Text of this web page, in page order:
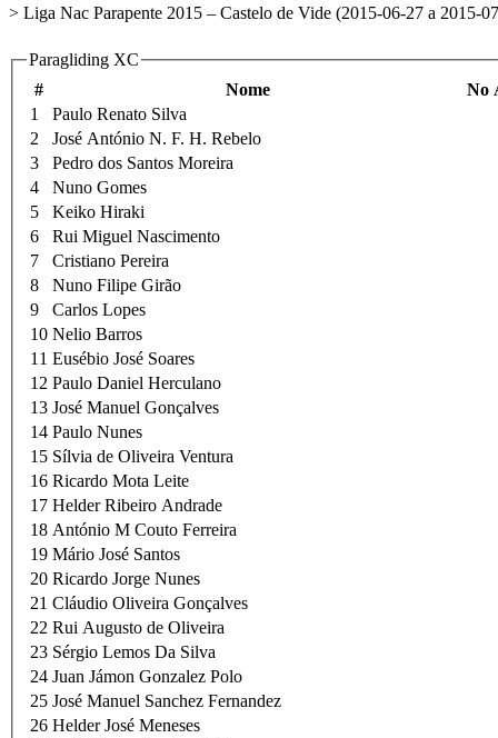
> Liga Nac Parapente 2015 – Castelo de Vide (2015-06-27 a 2015-
Paragliding XC
#
Nome
No
1
Paulo Renato Silva
2
José António N. F. H. Rebelo
3
Pedro dos Santos Moreira
4
Nuno Gomes
5
Keiko Hiraki
6
Rui Miguel Nascimento
7
Cristiano Pereira
8
Nuno Filipe Girão
9
Carlos Lopes
10 Nelio Barros
11 Eusébio José Soares
12 Paulo Daniel Herculano
13 José Manuel Gonçalves
14 Paulo Nunes
15 Sílvia de Oliveira Ventura
16 Ricardo Mota Leite
17 Helder Ribeiro Andrade
18 António M Couto Ferreira
19 Mário José Santos
20 Ricardo Jorge Nunes
21 Cláudio Oliveira Gonçalves
22 Rui Augusto de Oliveira
23 Sérgio Lemos Da Silva
24 Juan Jámon Gonzalez Polo
25 José Manuel Sanchez Fernandez
26 Helder José Meneses